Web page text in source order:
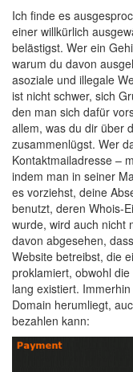
Ich finde es
einer willkürlich
belästigst. Wer ein
warum du davon
asoziale und illegale
ist nicht schwer, sich
den man sich dafür
allem, was du dir über
zusammenlügst. Wer
Kontaktmailadresse –
indem man in seiner
es vorziehst, deine
benutzt, deren Whois-
wurde, wird auch nicht
davon abgesehen,
Website betreibst, die
proklamiert, obwohl
lang existiert.
Domain herumliegt,
bezahlen kann: